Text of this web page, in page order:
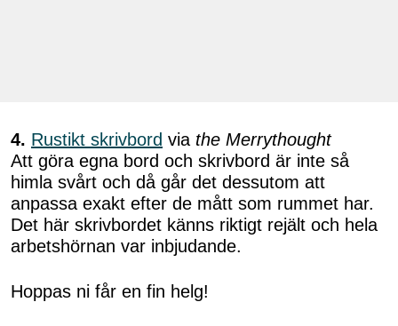
4. Rustikt skrivbord via the Merrythought
Att göra egna bord och skrivbord är inte så
himla svårt och då går det dessutom att
anpassa exakt efter de mått som rummet har.
Det här skrivbordet känns riktigt rejält och hela
arbetshörnan var inbjudande.
Hoppas ni får en fin helg!